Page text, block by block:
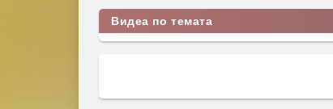
Видеа по темата